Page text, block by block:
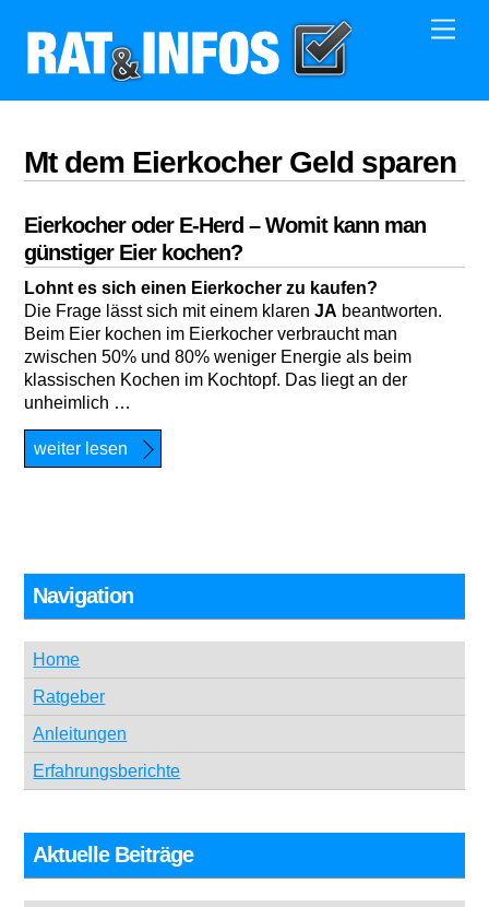
content
Mt dem Eierkocher Geld sparen
Eierkocher oder E-Herd – Womit kann man
günstiger Eier kochen?
Lohnt es sich einen Eierkocher zu kaufen?
Die Frage lässt sich mit einem klarenJA beantworten.
Beim Eier kochen im Eierkocher verbraucht man
zwischen 50% und 80% weniger Energie als beim
klassischen Kochen im Kochtopf. Das liegt an der
unheimlich …
weiter lesen
Navigation
Home
Ratgeber
Anleitungen
Erfahrungsberichte
Aktuelle Beiträge